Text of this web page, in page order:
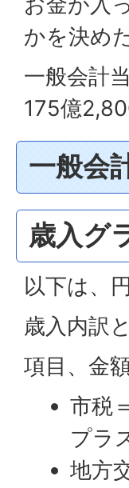
かを決め
一般会計
175億
一般会
歳入グ
以下は、
歳入内訳
項目、金
市税
プラ
地方